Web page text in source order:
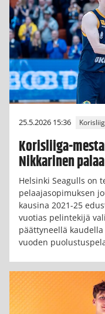
25.5.2026 15:36
Korisliiga-
Nikkarinen
Helsinki Seagulls on
pelaajasopimuksen
kausina 2021-25
vuotias pelintekijä
päättyneellä
vuoden